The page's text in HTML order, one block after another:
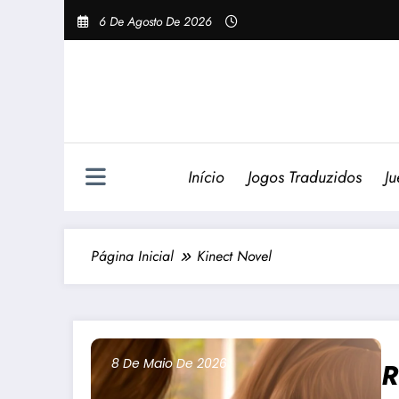
Pular
Para
6 De Agosto De 2026
Início Jogos Traduzidos
Página Inicial Kinect Novel
8 De Maio De 2026